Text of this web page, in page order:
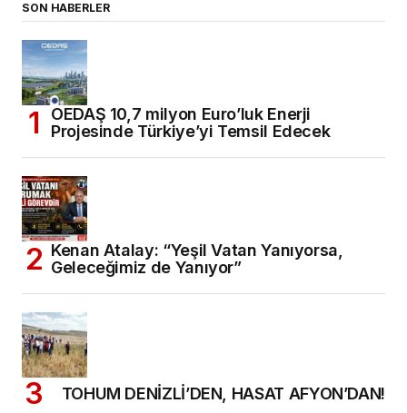
SON HABERLER
OEDAŞ 10,7 milyon Euro’luk Enerji
Projesinde Türkiye’yi Temsil Edecek
Kenan Atalay: “Yeşil Vatan Yanıyorsa,
Geleceğimiz de Yanıyor”
TOHUM DENİZLİ’DEN, HASAT AFYON’DAN!